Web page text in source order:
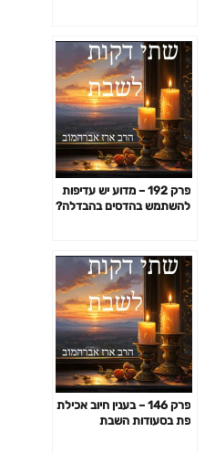
פרק 192 – מדוע יש עדיפות
להשתמש בהדסים בהבדלה?
פרק 146 – בענין חיוב אכילת
פת בסעודות השבת